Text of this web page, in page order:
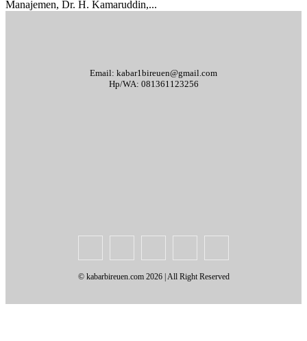
Manajemen, Dr. H. Kamaruddin,...
Email: kabar1bireuen@gmail.com
Hp/WA: 081361123256
© kabarbireuen.com 2026 | All Right Reserved